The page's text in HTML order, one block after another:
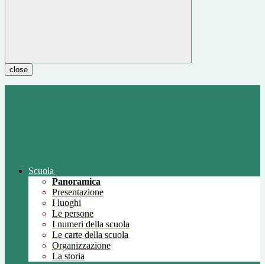
close
Scuola
Panoramica
Presentazione
I luoghi
Le persone
I numeri della scuola
Le carte della scuola
Organizzazione
La storia